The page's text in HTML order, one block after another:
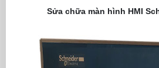
Sửa chữa màn hình HMI